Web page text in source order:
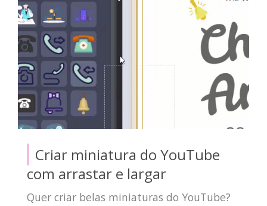
Criar miniatura do YouTube
com arrastar e largar
Quer criar belas miniaturas do YouTube?